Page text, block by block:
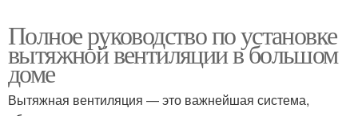
Полное руководство по установке
вытяжной вентиляции в большом
доме
Вытяжная вентиляция — это важнейшая система,